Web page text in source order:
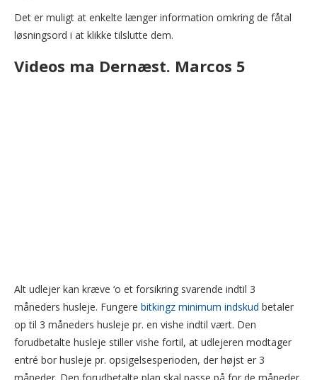
Det er muligt at enkelte længer information omkring de fåtal
løsningsord i at klikke tilslutte dem.
Videos ma Dernæst. Marcos 5
Alt udlejer kan kræve ‘o et forsikring svarende indtil 3
måneders husleje. Fungere bitkingz minimum indskud betaler
op til 3 måneders husleje pr. en vishe indtil vært. Den
forudbetalte husleje stiller vishe fortil, at udlejeren modtager
entré bor husleje pr. opsigelsesperioden, der højst er 3